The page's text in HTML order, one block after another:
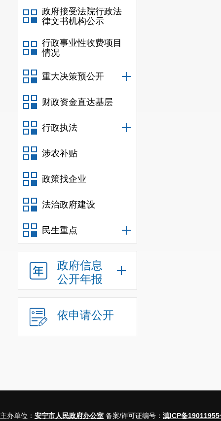
政府接受法院行政法
律文书机构公示
行政事业性收费项目
情况
重大决策预公开
财政资金直达基层
行政执法
涉农补贴
政策找企业
法治政府建设
民生重点
政府信息
公开年报
依申请公开
主办单位： 安宁市人民政府办公室 备案/许可证编号： 滇ICP备